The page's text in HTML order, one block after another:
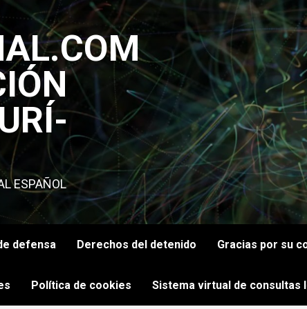
ESPAÑOL
defensa Derechos del detenido Gracias por su
Política de cookies Sistema virtual de consultas